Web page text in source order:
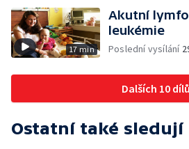
17 min
Akutní
leukémie
Poslední vysílání
Dalších 10 dílů
Ostatní také sledují